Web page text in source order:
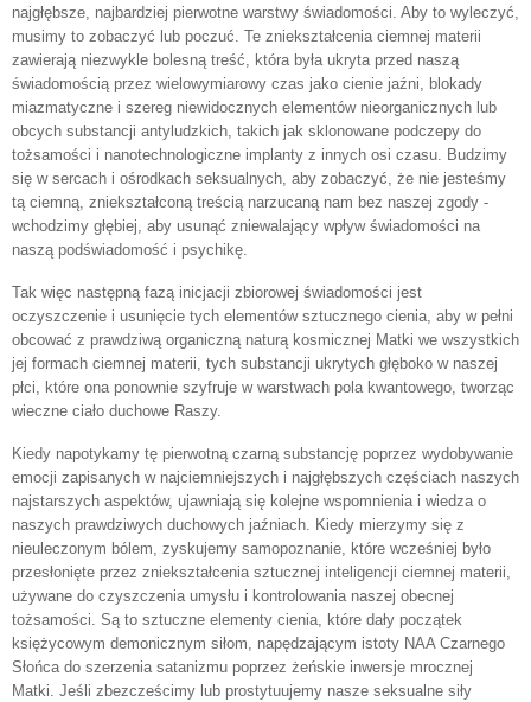
najgłębsze, najbardziej pierwotne warstwy świadomości. Aby to wyleczyć,
musimy to zobaczyć lub poczuć. Te zniekształcenia ciemnej materii
zawierają niezwykle bolesną treść, która była ukryta przed naszą
świadomością przez wielowymiarowy czas jako cienie jaźni, blokady
miazmatyczne i szereg niewidocznych elementów nieorganicznych lub
obcych substancji antyludzkich, takich jak sklonowane podczepy do
tożsamości i nanotechnologiczne implanty z innych osi czasu. Budzimy
się w sercach i ośrodkach seksualnych, aby zobaczyć, że nie jesteśmy
tą ciemną, zniekształconą treścią narzucaną nam bez naszej zgody -
wchodzimy głębiej, aby usunąć zniewalający wpływ świadomości na
naszą podświadomość i psychikę.
Tak więc następną fazą inicjacji zbiorowej świadomości jest
oczyszczenie i usunięcie tych elementów sztucznego cienia, aby w pełni
obcować z prawdziwą organiczną naturą kosmicznej Matki we wszystkich
jej formach ciemnej materii, tych substancji ukrytych głęboko w naszej
płci, które ona ponownie szyfruje w warstwach pola kwantowego, tworząc
wieczne ciało duchowe Raszy.
Kiedy napotykamy tę pierwotną czarną substancję poprzez wydobywanie
emocji zapisanych w najciemniejszych i najgłębszych częściach naszych
najstarszych aspektów, ujawniają się kolejne wspomnienia i wiedza o
naszych prawdziwych duchowych jaźniach. Kiedy mierzymy się z
nieuleczonym bólem, zyskujemy samopoznanie, które wcześniej było
przesłonięte przez zniekształcenia sztucznej inteligencji ciemnej materii,
używane do czyszczenia umysłu i kontrolowania naszej obecnej
tożsamości. Są to sztuczne elementy cienia, które dały początek
księżycowym demonicznym siłom, napędzającym istoty NAA Czarnego
Słońca do szerzenia satanizmu poprzez żeńskie inwersje mrocznej
Matki. Jeśli zbezcześcimy lub prostytuujemy nasze seksualne siły